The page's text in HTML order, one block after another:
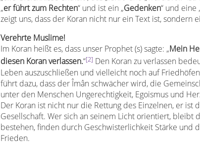
„er führt zum Rechten“ und ist ein „Gedenken“ und eine
zeigt uns, dass der Koran nicht nur ein Text ist, sondern
Verehrte Muslime!
Im Koran heißt es, dass unser Prophet (s) sagte: „Mein
diesen Koran verlassen.“[2] Den Koran zu verlassen
Leben auszuschließen und vielleicht noch auf
führt dazu, dass der Îmân schwächer wird, die
unter den Menschen Ungerechtigkeit, Egoismus und
Der Koran ist nicht nur die Rettung des Einzelnen, er ist
Gesellschaft. Wer sich an seinem Licht orientiert, bleibt
bestehen, finden durch Geschwisterlichkeit Stärke und
Frieden.